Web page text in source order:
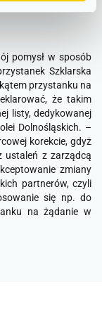
pomysł w sposób
Szklarska
przystanku na
że takim
listy, dedykowanej
Dolnośląskich. –
korekcie, gdyż
ustaleń z zarządcą
zmiany
partnerów, czyli
się np. do
na żądanie w